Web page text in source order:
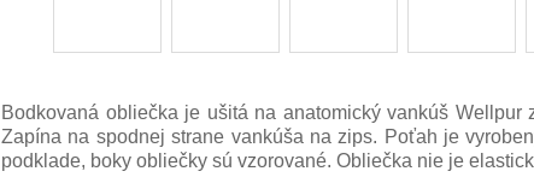
Bodkovaná obliečka je ušitá na anatomický vankúš
Zapína na spodnej strane vankúša na zips. Poťah je
podklade, boky obliečky sú vzorované. Obliečka nie je